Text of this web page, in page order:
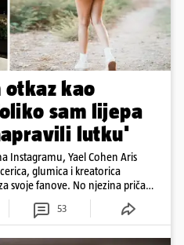
otkaz kao
sam lijepa
lutku'
Instagramu, Yael Cohen Aris
glumica i kreatorica
svoje fanove. No njezina priča
s neočekivanim izazovima
53